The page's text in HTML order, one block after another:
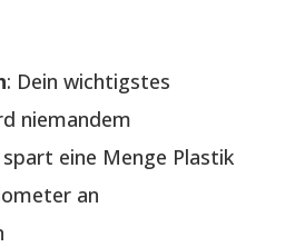
: Dein wichtigstes
niemandem
eine Menge Plastik
an